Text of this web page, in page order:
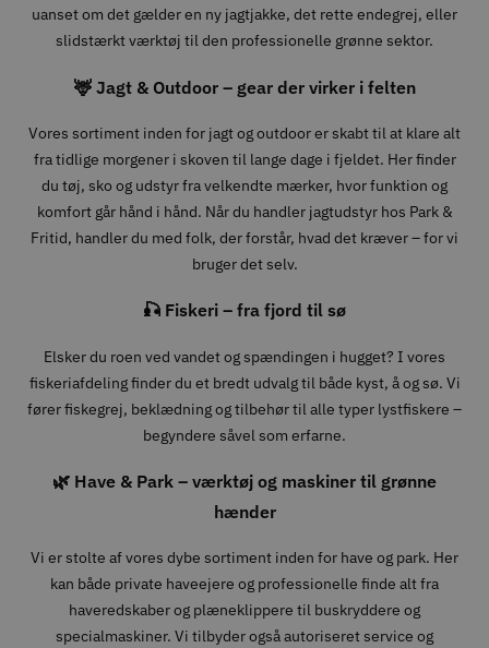
uanset om det gælder en ny jagtjakke, det rette endegrej, eller
slidstærkt værktøj til den professionelle grønne sektor.
🦌 Jagt & Outdoor – gear der virker i felten
Vores sortiment inden for jagt og outdoor er skabt til at klare alt
fra tidlige morgener i skoven til lange dage i fjeldet. Her finder
du tøj, sko og udstyr fra velkendte mærker, hvor funktion og
komfort går hånd i hånd. Når du handler jagtudstyr hos Park &
Fritid, handler du med folk, der forstår, hvad det kræver – for vi
bruger det selv.
🎣 Fiskeri – fra fjord til sø
Elsker du roen ved vandet og spændingen i hugget? I vores
fiskeriafdeling finder du et bredt udvalg til både kyst, å og sø. Vi
fører fiskegrej, beklædning og tilbehør til alle typer lystfiskere –
begyndere såvel som erfarne.
🌿 Have & Park – værktøj og maskiner til grønne
hænder
Vi er stolte af vores dybe sortiment inden for have og park. Her
kan både private haveejere og professionelle finde alt fra
haveredskaber og plæneklippere til buskryddere og
specialmaskiner. Vi tilbyder også autoriseret service og